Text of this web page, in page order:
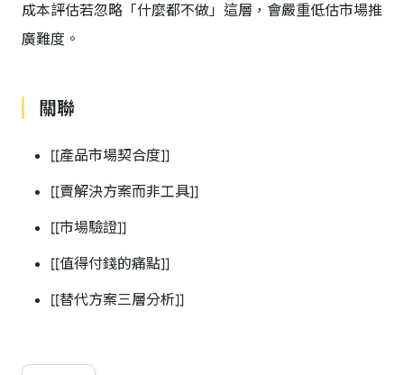
成本評估若忽略「什麼都不做」這層，會嚴重低估市場推
廣難度。
關聯
[[產品市場契合度]]
[[賣解決方案而非工具]]
[[市場驗證]]
[[值得付錢的痛點]]
[[替代方案三層分析]]